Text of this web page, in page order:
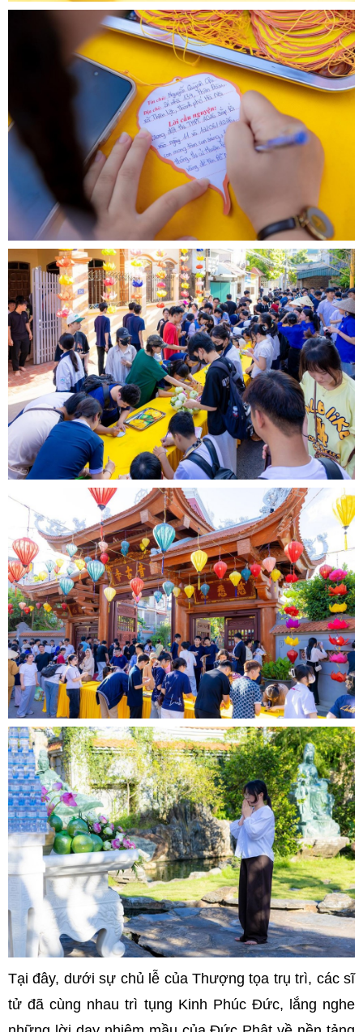
Tại đây, dưới sự chủ lễ của Thượng tọa trụ trì, các sĩ
tử đã cùng nhau trì tụng Kinh Phúc Đức, lắng nghe